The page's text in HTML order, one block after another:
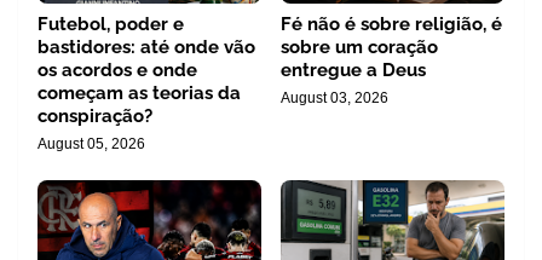
Futebol, poder e
bastidores: até onde vão
os acordos e onde
começam as teorias da
conspiração?
August 05, 2026
Fé não é sobre religião, é
sobre um coração
entregue a Deus
August 03, 2026